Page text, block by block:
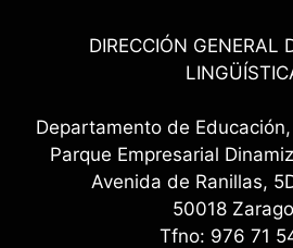
DIRECCIÓN GENERAL
Departamento de
Parque Empresarial
Avenida de Ranillas,
50018
Tfno: 976 71